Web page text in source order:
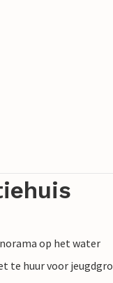
op het water
te huur voor